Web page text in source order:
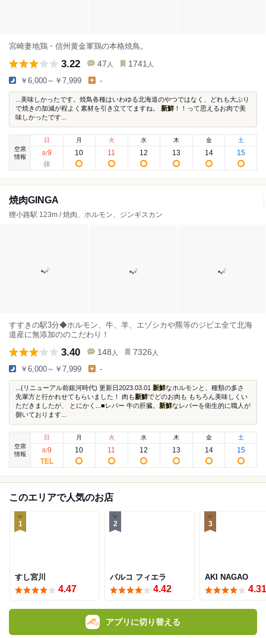
宮崎妻地鶏・信州黄金軍鶏の本格焼鳥。
3.22 47 人 1741 人
￥6,000～￥7,999 -
...美味しかったです。焼鳥各種はいわゆる北海道のやつではなく、どれも大ぶり
で焼きの加減が程よく素材を引き立ててますね。 新鮮 ！！って思えるお肉で美
味しかったです...
空席
情報
日
8/9
月
10
火
11
水
12
木
13
金
14
土
15
焼肉GINGA
狸小路駅 123m / 焼肉、ホルモン、ジンギスカン
すすきの駅3分◆ホルモン、牛、羊、エゾシカや羆等のジビエ全て北海
道産に無添加ののこだわり！
3.40 148 人 7326 人
￥6,000～￥7,999 -
...(リニューアル前銀河時代) 更新日2023.03.01 新鮮なホルモンと、種類の多さ
先輩方と行かれせてもらいました！ 肉も新鮮でどのお肉も もちろん美味しくい
ただきましたが、 とにかく...■レバー 牛の肝臓。 新鮮なレバーを衛生的に職人が
捌いております...
空席
情報
日
8/9
月
10
火
11
水
12
木
13
金
14
土
15
このエリアで人気のお店
1
すし宮川
4.47
2
パルコ フィエラ
4.42
3
AKI NAGAO
4.31
アプリに切り替える